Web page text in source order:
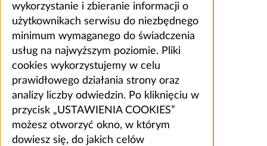
wykorzystanie i zbieranie informacji o
użytkownikach serwisu do niezbędnego
minimum wymaganego do świadczenia
usług na najwyższym poziomie. Pliki
cookies wykorzystujemy w celu
prawidłowego działania strony oraz
analizy liczby odwiedzin. Po kliknięciu w
przycisk „USTAWIENIA COOKIES”
możesz otworzyć okno, w którym
dowiesz się, do jakich celów